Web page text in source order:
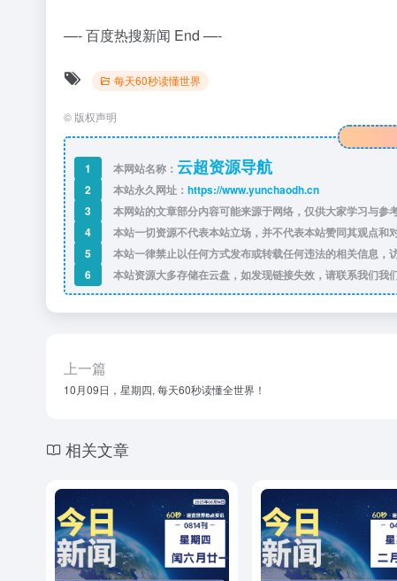
—- 百度热搜新闻 End —-
每天60秒读懂世界
© 版权声明
1 本网站名称： 云超资源导航
2 本站永久网址： https://www.yunchaodh.cn
3
本网站的文章部分内容可能来源于网络，仅供大家学习与参
4
本站一切资源不代表本站立场，并不代表本站赞同其观点和
5
本站一律禁止以任何方式发布或转载任何违法的相关信息，
6
本站资源大多存储在云盘，如发现链接失效，请联系我们我
上一篇
10月09日，星期四, 每天60秒读懂全世界！
相关文章